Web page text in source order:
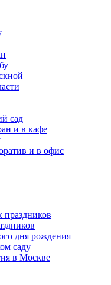
сад
и в кафе
и в офис
праздников
дня рождения
саду
в Москве